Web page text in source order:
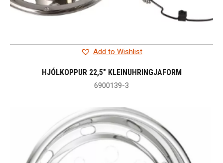
Add to Wishlist
HJÓLKOPPUR 22,5″ KLEINUHRINGJAFORM
6900139-3